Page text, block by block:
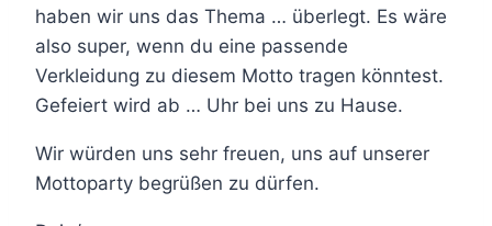
haben wir uns das Thema … überlegt. Es wäre
also super, wenn du eine passende
Verkleidung zu diesem Motto tragen könntest.
Gefeiert wird ab … Uhr bei uns zu Hause.
Wir würden uns sehr freuen, uns auf unserer
Mottoparty begrüßen zu dürfen.